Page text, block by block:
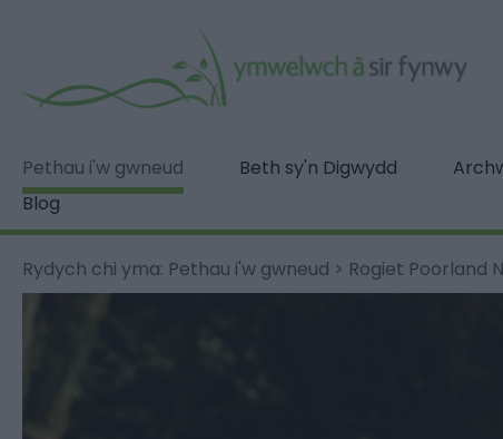
Pethau i'w gwneud Beth sy'n Digwydd
Blog
Rydych chi yma: Pethau i'w gwneud > Rogiet Poorland